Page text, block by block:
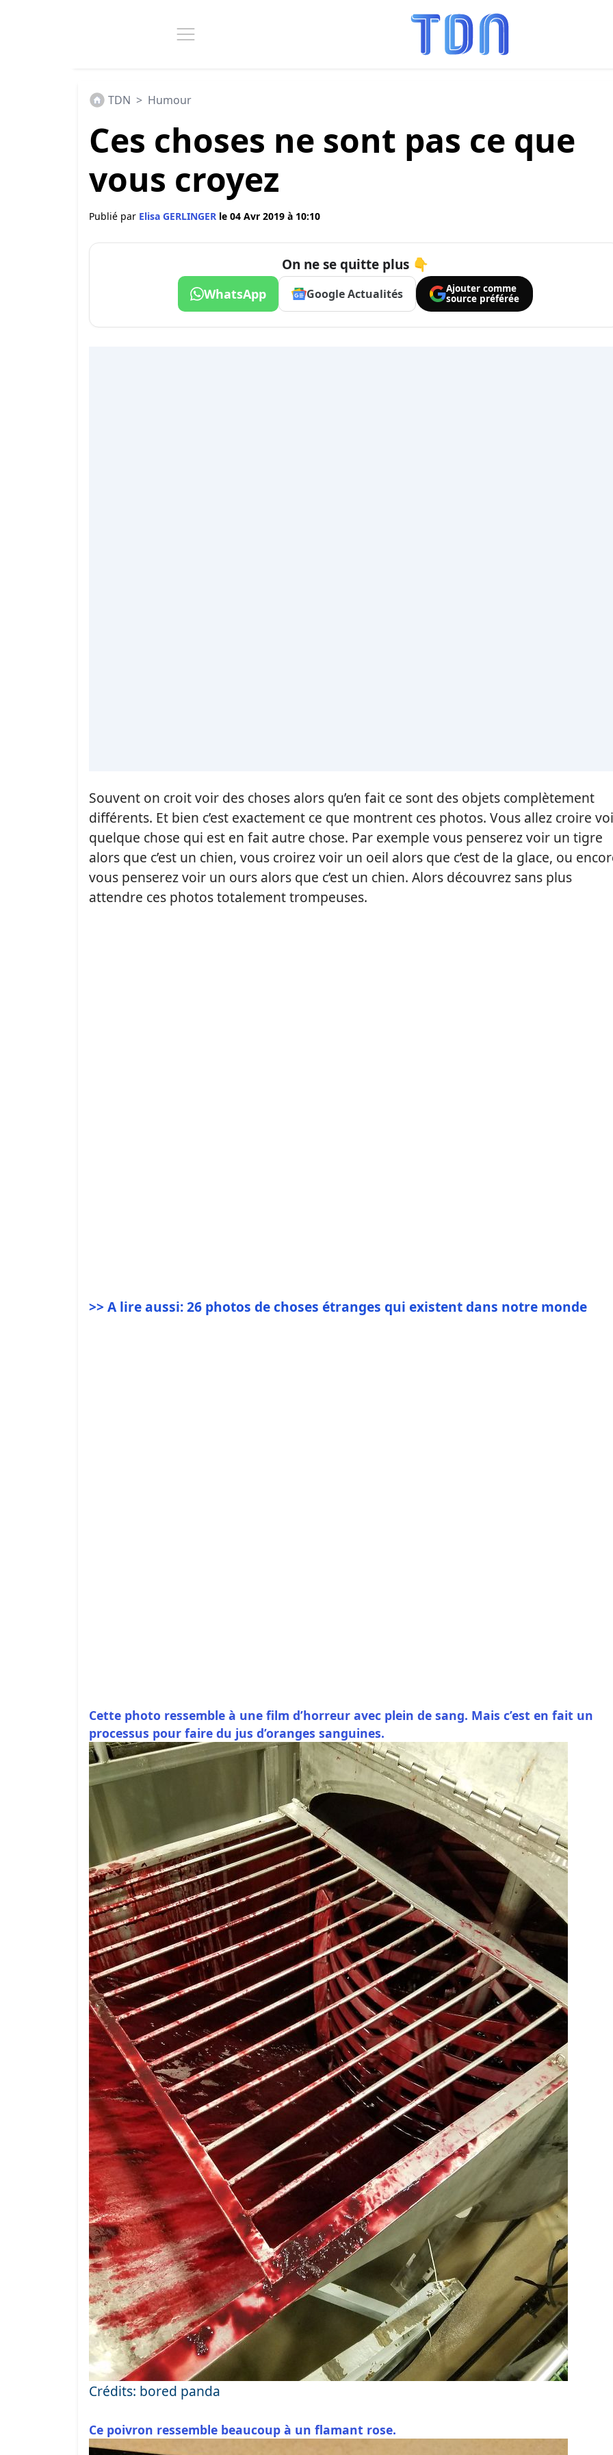
TDN > Humour
Ces choses ne sont pas ce que
vous croyez
Publié par Elisa GERLINGER le 04 Avr 2019 à 10:10
On ne se quitte plus 👇
WhatsApp Google Actualités
Ajouter comme
source préférée
Souvent on croit voir des choses alors qu’en fait ce sont des objets complètement
différents. Et bien c’est exactement ce que montrent ces photos. Vous allez croire
quelque chose qui est en fait autre chose. Par exemple vous penserez voir un tigre
alors que c’est un chien, vous croirez voir un oeil alors que c’est de la glace, ou
vous penserez voir un ours alors que c’est un chien. Alors découvrez sans plus
attendre ces photos totalement trompeuses.
>> A lire aussi: 26 photos de choses étranges qui existent dans notre monde
Cette photo ressemble à une film d’horreur avec plein de sang. Mais c’est en fait un
processus pour faire du jus d’oranges sanguines.
Crédits: bored panda
Ce poivron ressemble beaucoup à un flamant rose.